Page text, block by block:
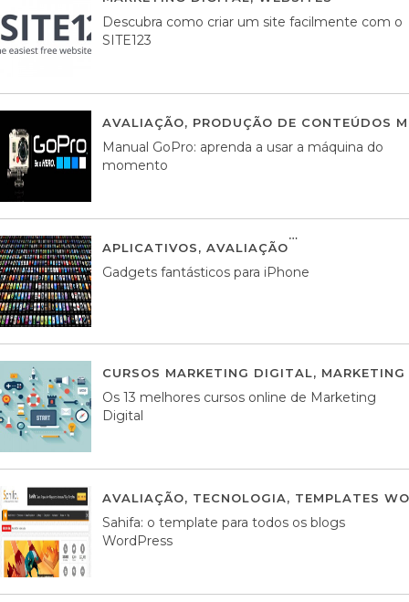
Descubra como criar um site facilmente com o
SITE123
AVALIAÇÃO, PRODUÇÃO DE CONTEÚDOS
Manual GoPro: aprenda a usar a máquina do
momento
APLICATIVOS, AVALIAÇÃO
Gadgets fantásticos para iPhone
CURSOS MARKETING DIGITAL,
Os 13 melhores cursos online de Marketing
Digital
AVALIAÇÃO, TECNOLOGIA, TEMPLATES
Sahifa: o template para todos os blogs
WordPress